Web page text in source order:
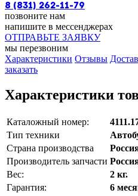
8 (831) 262-11-79
позвоните нам
напишите в мессенджерах
ОТПРАВЬТЕ ЗАЯВКУ
мы перезвоним
Характеристики Отзывы
заказать
Характеристики
Каталожный номер:
Тип техники
Страна производства
Производитель запчасти
Вес:
2 кг.
Гарантия:
6